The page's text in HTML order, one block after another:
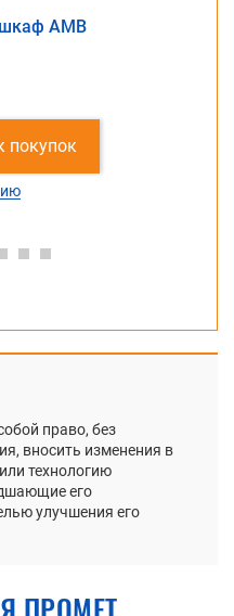
AMB
покупок
право, без
вносить изменения в
технологию
его
улучшения его